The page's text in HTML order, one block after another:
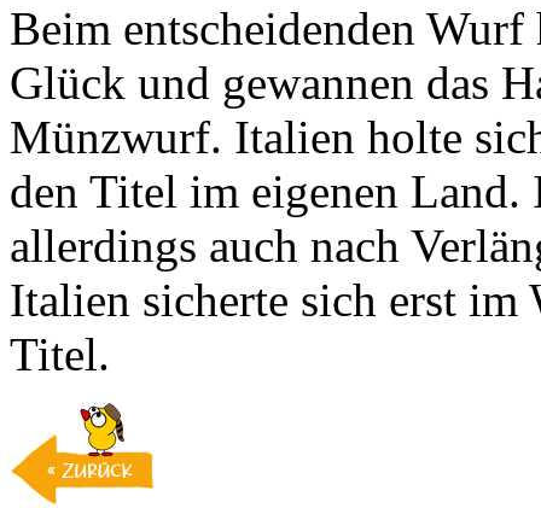
Beim entscheidenden
Glück und gewannen das
Münzwurf. Italien holte
den Titel im eigenen
allerdings auch nach
Italien sicherte sich erst im
Titel.